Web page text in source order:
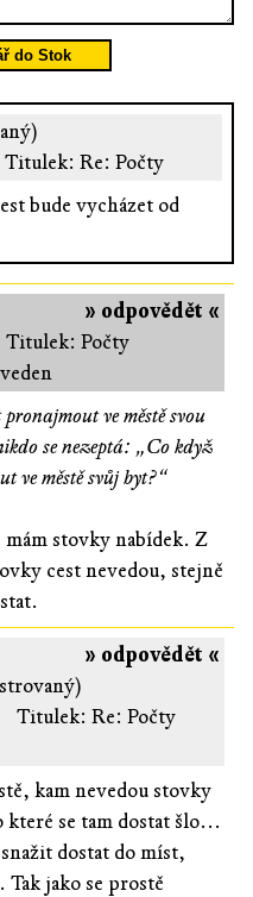
do Stok
Titulek: Re: Počty
bude vycházet od
» odpovědět «
Titulek: Počty
ve městě svou
se nezeptá: „Co když
ve městě svůj byt?“
stovky nabídek. Z
cest nevedou, stejně
» odpovědět «
Titulek: Re: Počty
kam nevedou stovky
se tam dostat šlo...
dostat do míst,
Tak jako se prostě